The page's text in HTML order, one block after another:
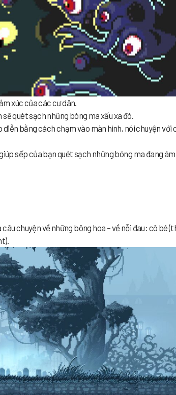
xúc của các cư dân.
quét sạch nhũng bóng ma xấu xa đó.
bằng cách chạm vào màn hình, nói chuyện với
sếp của bạn quét sạch những bóng ma đang
chuyện về những bông hoa – về nỗi đau: cô bé